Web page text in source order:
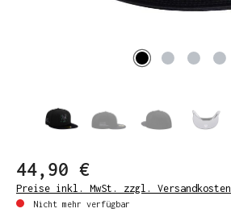
44,90 €
Preise inkl. MwSt. zzgl. Versandkosten
Nicht mehr verfügbar